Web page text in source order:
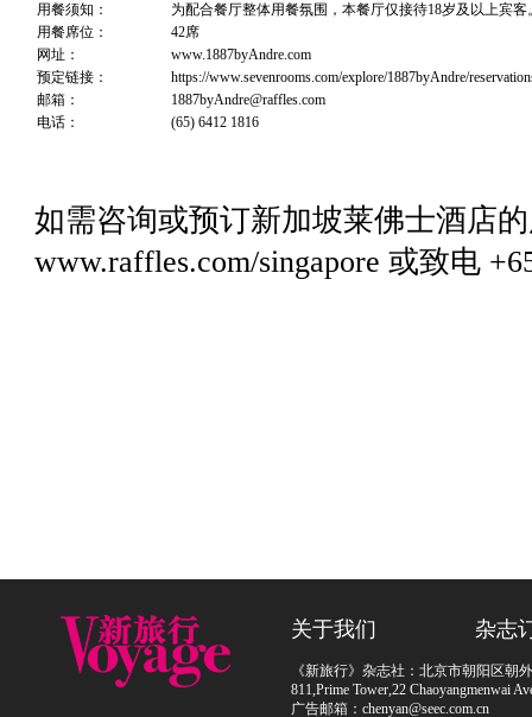
用餐须知：
为配合餐厅整体用餐氛围，本餐厅仅接待18岁及以上宾客
用餐席位：
42席
网址：
www.1887byAndre.com
预定链接：
https://www.sevenrooms.com/explore/1887byAndre/
邮箱：
1887byAndre@raffles.com
电话：
(65) 6412 1816
如需咨询或预订新加坡莱佛士酒店
www.raffles.com/singapore 或致电
关于我们 杂志
《新旅行》杂志社：北京市朝阳区朝
811,Prime Tower,22 Chaoyangmenwai
广告邮箱：chenyan@seec.com.cn